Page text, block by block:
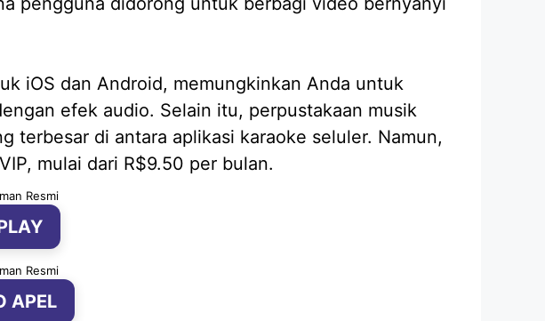
iOS dan Android, memungkinkan Anda untuk
efek audio. Selain itu, perpustakaan musik
terbesar di antara aplikasi karaoke seluler. Namun,
mulai dari R$9.50 per bulan.
Resmi
Resmi
APEL